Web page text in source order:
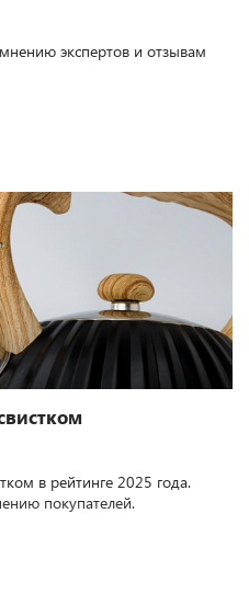
экспертов и отзывам
в рейтинге 2025 года.
покупателей.